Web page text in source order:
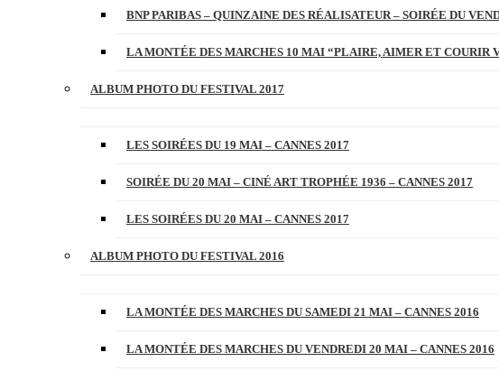
BNP PARIBAS – QUINZAINE DES RÉALISATEUR – SOIRÉE DU
LA MONTÉE DES MARCHES 10 MAI “PLAIRE, AIMER ET COURIR
ALBUM PHOTO DU FESTIVAL 2017
LES SOIRÉES DU 19 MAI – CANNES 2017
SOIRÉE DU 20 MAI – CINÉ ART TROPHÉE 1936 – CANNES 2017
LES SOIRÉES DU 20 MAI – CANNES 2017
ALBUM PHOTO DU FESTIVAL 2016
LA MONTÉE DES MARCHES DU SAMEDI 21 MAI – CANNES 2016
LA MONTÉE DES MARCHES DU VENDREDI 20 MAI – CANNES 2016